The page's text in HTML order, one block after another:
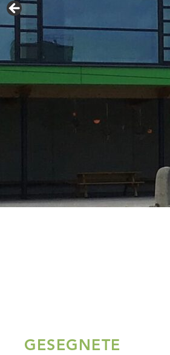
GESEGNETE